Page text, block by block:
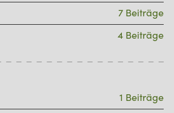
7 Beiträge
4 Beiträge
1 Beiträge